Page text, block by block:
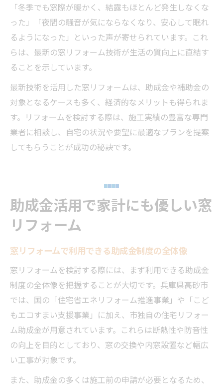
「冬季でも窓際が暖かく、結露もほとんど発生しなくな
った」「夜間の騒音が気にならなくなり、安心して眠れ
るようになった」といった声が寄せられています。これ
らは、最新の窓リフォーム技術が生活の質向上に直結す
ることを示しています。
最新技術を活用した窓リフォームは、助成金や補助金の
対象となるケースも多く、経済的なメリットも得られま
す。リフォームを検討する際は、施工実績の豊富な専門
業者に相談し、自宅の状況や要望に最適なプランを提案
してもらうことが成功の秘訣です。
助成金活用で家計にも優しい窓
リフォーム
窓リフォームで利用できる助成金制度の全体像
窓リフォームを検討する際には、まず利用できる助成金
制度の全体像を把握することが大切です。兵庫県高砂市
では、国の「住宅省エネリフォーム推進事業」や「こど
もエコすまい支援事業」に加え、市独自の住宅リフォー
ム助成金が用意されています。これらは断熱性や防音性
の向上を目的としており、窓の交換や内窓設置など幅広
い工事が対象です。
また、助成金の多くは施工前の申請が必要となるため、